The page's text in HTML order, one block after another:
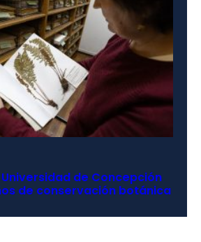
de Concepción
de conservación botánica